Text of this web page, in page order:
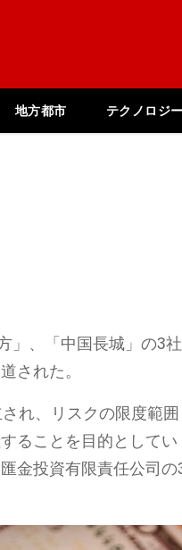
地方都市 テクノロジ
」、「中国長城」の3社
された。
れ、リスクの限度範囲
ることを目的としてい
金投資有限責任公司の